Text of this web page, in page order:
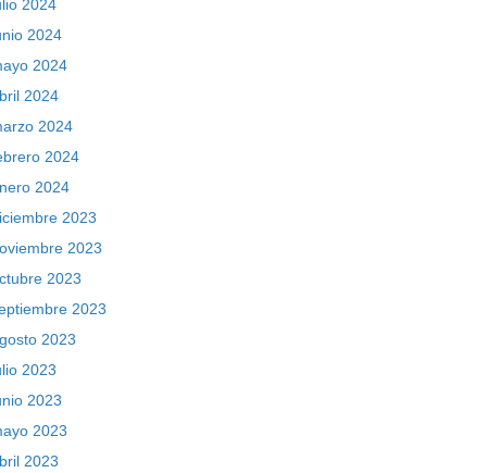
2024
2024
2024
2024
2024
2024
2024
2023
2023
2023
2023
2023
2023
2023
2023
2023